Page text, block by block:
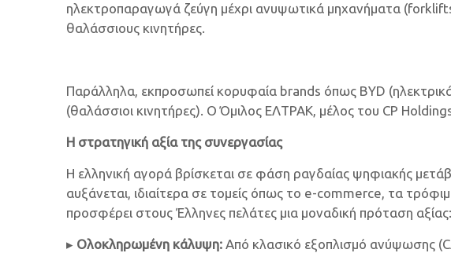
ηλεκτροπαραγωγά ζεύγη μέχρι ανυψωτικά μηχανήματα
θαλάσσιους κινητήρες.
Παράλληλα, εκπροσωπεί κορυφαία brands όπως BYD
(θαλάσσιοι κινητήρες). Ο Όμιλος ΕΛΤΡΑΚ, μέλος του CP
Η στρατηγική αξία της συνεργασίας
Η ελληνική αγορά βρίσκεται σε φάση ραγδαίας ψηφιακής
αυξάνεται, ιδιαίτερα σε τομείς όπως το e-commerce, τα
προσφέρει στους Έλληνες πελάτες μια μοναδική πρόταση αξίας:
▸ Ολοκληρωμένη κάλυψη: Από κλασικό εξοπλισμό ανύψωσης